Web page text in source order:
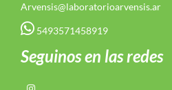
Arvensis@laboratorioarvensis.ar
5493571458919
Seguinos en las redes